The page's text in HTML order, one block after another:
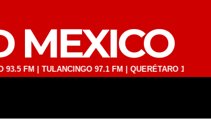
MEXICO
| TULANCINGO 97.1 FM | QUERÉTARO 103.1 FM |